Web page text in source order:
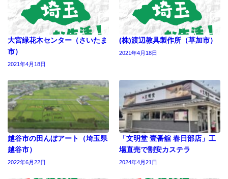
大宮緑花木センター（さいたま
市）
2021年4月18日
(株)渡辺教具製作所（草加市）
2021年4月18日
越谷市の田んぼアート（埼玉県
越谷市）
2022年6月22日
「文明堂 壹番舘 春日部店」工
場直売で割安カステラ
2024年4月21日